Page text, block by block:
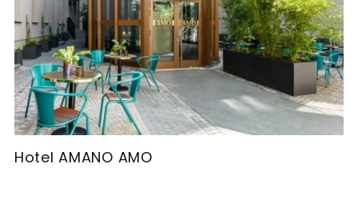
Hotel AMANO AMO